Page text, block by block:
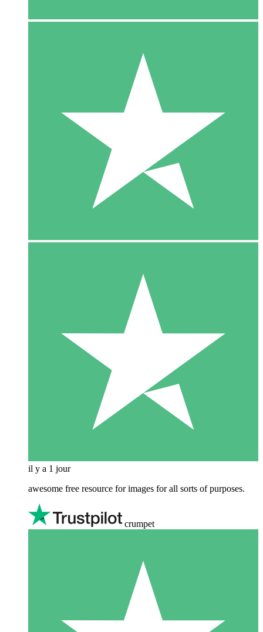
il y a 1 jour
awesome free resource for images for all sorts of purposes.
crumpet